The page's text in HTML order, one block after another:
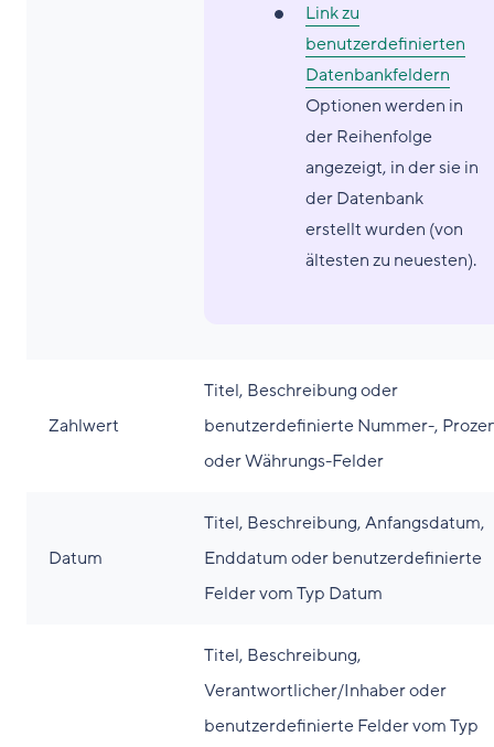
Link zu
benutzerdefinierten
Datenbankfeldern
Optionen werden in
der Reihenfolge
angezeigt, in der sie in
der Datenbank
erstellt wurden (von
ältesten zu neuesten).
Zahlwert
Titel, Beschreibung oder
benutzerdefinierte Nummer-,
oder Währungs-Felder
Datum
Titel, Beschreibung, Anfangsdatum,
Enddatum oder benutzerdefinierte
Felder vom Typ Datum
Titel, Beschreibung,
Verantwortlicher/Inhaber oder
benutzerdefinierte Felder vom Typ